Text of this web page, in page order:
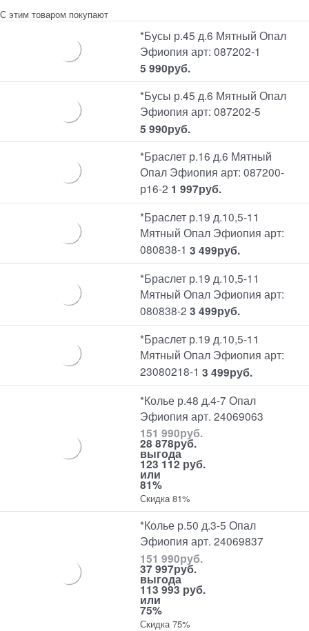
С этим товаром покупают
*Бусы р.45 д.6 Мятный Опал
Эфиопия арт: 087202-1
5 990руб.
*Бусы р.45 д.6 Мятный Опал
Эфиопия арт: 087202-5
5 990руб.
*Браслет р.16 д.6 Мятный
Опал Эфиопия арт: 087200-
р16-2 1 997руб.
*Браслет р.19 д.10,5-11
Мятный Опал Эфиопия арт:
080838-1 3 499руб.
*Браслет р.19 д.10,5-11
Мятный Опал Эфиопия арт:
080838-2 3 499руб.
*Браслет р.19 д.10,5-11
Мятный Опал Эфиопия арт:
23080218-1 3 499руб.
*Колье р.48 д.4-7 Опал
Эфиопия арт. 24069063
151 990руб.
28 878руб.
выгода
123 112 руб.
или
81%
Скидка 81%
*Колье р.50 д.3-5 Опал
Эфиопия арт. 24069837
151 990руб.
37 997руб.
выгода
113 993 руб.
или
75%
Скидка 75%